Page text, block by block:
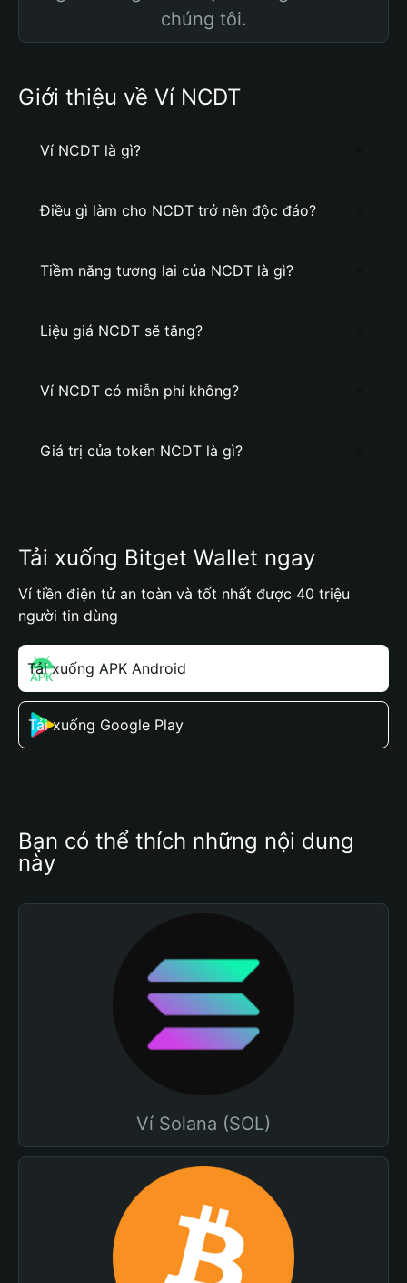
chúng tôi.
Giới thiệu về Ví NCDT
Ví NCDT là gì?
Điều gì làm cho NCDT trở nên độc đáo?
Tiềm năng tương lai của NCDT là gì?
Liệu giá NCDT sẽ tăng?
Ví NCDT có miễn phí không?
Giá trị của token NCDT là gì?
Tải xuống Bitget Wallet ngay
Ví tiền điện tử an toàn và tốt nhất được 40 triệu
người tin dùng
Tải xuống APK Android
Tải xuống Google Play
Bạn có thể thích những nội dung
này
Ví Solana (SOL)